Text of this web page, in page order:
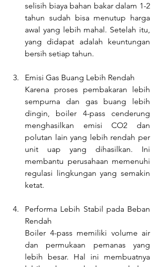
selisih biaya bahan bakar dalam 1-2
tahun sudah bisa menutup harga
awal yang lebih mahal. Setelah itu,
yang didapat adalah keuntungan
bersih setiap tahun.
Emisi Gas Buang Lebih Rendah
Karena proses pembakaran lebih
sempurna dan gas buang lebih
dingin, boiler 4-pass cenderung
menghasilkan emisi CO2 dan
polutan lain yang lebih rendah per
unit uap yang dihasilkan. Ini
membantu perusahaan memenuhi
regulasi lingkungan yang semakin
ketat.
Performa Lebih Stabil pada Beban
Rendah
Boiler 4-pass memiliki volume air
dan permukaan pemanas yang
lebih besar. Hal ini membuatnya